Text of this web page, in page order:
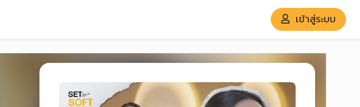
เข้าสู่ระบบ